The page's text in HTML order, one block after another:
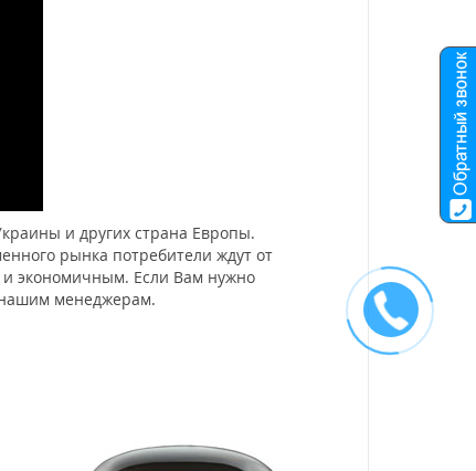
и других страна Европы.
рынка потребители ждут от
и экономичным. Если Вам нужно
нашим менеджерам.